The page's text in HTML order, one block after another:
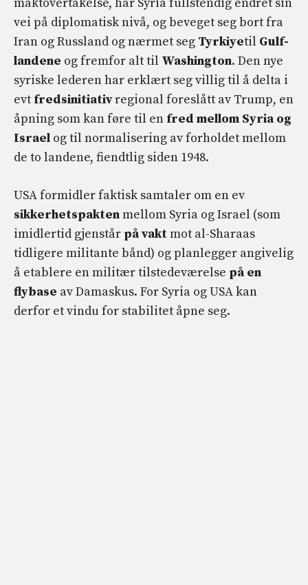
vei på diplomatisk nivå, og beveget seg bort fra
Iran og Russland og nærmet seg Tyrkiyetil Gulf-
landene og fremfor alt til Washington. Den nye
syriske lederen har erklært seg villig til å delta i
evt fredsinitiativregional foreslått av Trump, en
åpning som kan føre til en fred mellom Syria og
Israel og til normalisering av forholdet mellom
de to landene, fiendtlig siden 1948.
USA formidler faktisk samtaler om en ev
sikkerhetspaktenmellom Syria og Israel (som
imidlertid gjenstår på vaktmot al-Sharaas
tidligere militante bånd) og planlegger angivelig
å etablere en militær tilstedeværelse på en
flybase av Damaskus. For Syria og USA kan
derfor et vindu for stabilitet åpne seg.